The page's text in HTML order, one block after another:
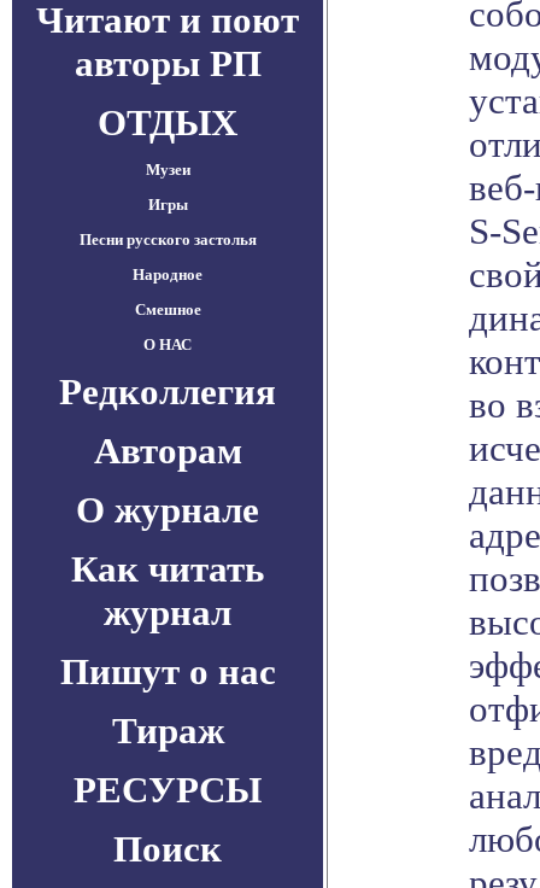
Читают и поют
авторы РП
ОТДЫХ
Музеи
Игры
Песни русского застолья
Народное
Смешное
О НАС
Редколлегия
Авторам
О журнале
Как читать
журнал
Пишут о нас
Тираж
РЕСУРСЫ
Поиск
S-
во